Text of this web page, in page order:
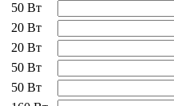
50 Вт
20 Вт
20 Вт
50 Вт
50 Вт